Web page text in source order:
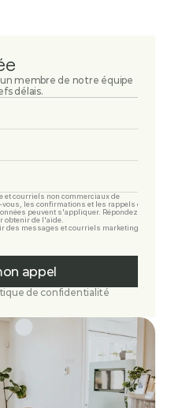
membre de notre équipe
délais.
et courriels non commerciaux de
les confirmations et les rappels de
peuvent s'appliquer. Répondez
obtenir de l'aide.
des messages et courriels marketing
appel
de confidentialité